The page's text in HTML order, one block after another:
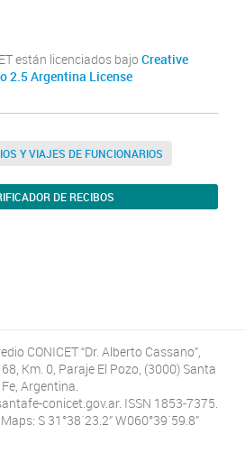
están licenciados bajo Creative
2.5 Argentina License
Y VIAJES DE FUNCIONARIOS
DE RECIBOS
CONICET “Dr. Alberto Cassano”,
Km. 0, Paraje El Pozo, (3000) Santa
Fe, Argentina.
conicet.gov.ar. ISSN 1853-7375.
S 31°38´23.2” W060°39´59.8”